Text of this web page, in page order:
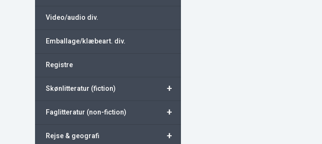
Video/audio div.
Emballage/klæbeart. div.
Registre
+
Skønlitteratur (fiction)
+
Faglitteratur (non-fiction)
+
Rejse & geografi